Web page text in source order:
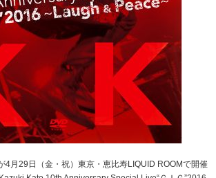
4月29日（金・祝）東京・恵比寿LIQUID ROOMで開催